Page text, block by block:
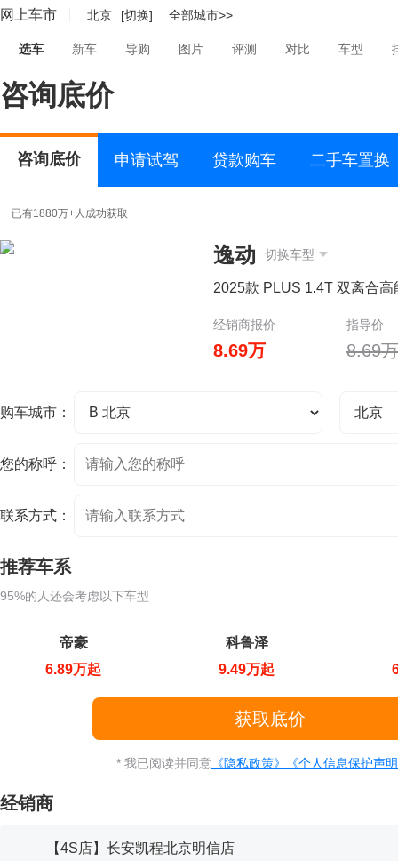
网上车市 北京 [切换] 全部城市>>
选车 新车 导购 图片 评测 对比 车型
咨询底价
咨询底价 申请试驾 贷款购车 二手车置换
已有1880万+人成功获取
逸动 切换车型
2025款 PLUS 1.4T 双离合高
经销商报价 指导价
8.69万 8.69万
购车城市：
您的称呼：
联系方式：
推荐车系
95%的人还会考虑以下车型
帝豪
6.89万起
科鲁泽
9.49万起
* 我已阅读并同意 《隐私政策》 《个人信息保护声
经销商
【4S店】长安凯程北京明信店